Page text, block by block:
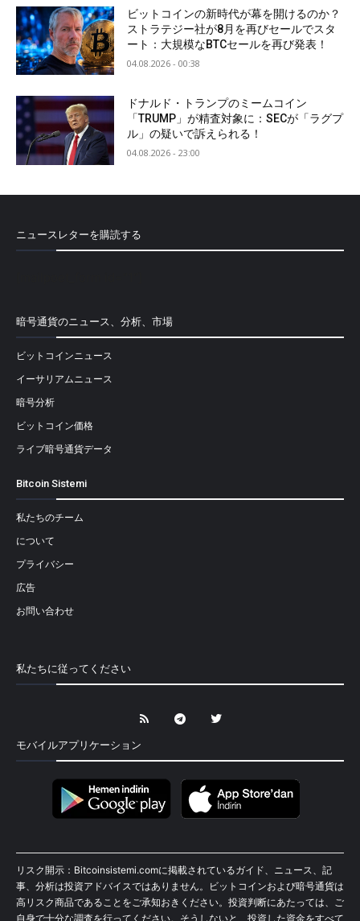
ビットコインの新時代が幕を開けるのか？
ストラテジー社が8月を再びセールでスタ
ート：大規模なBTCセールを再び発表！
04.08.2026 - 00:38
ドナルド・トランプのミームコイン
「TRUMP」が精査対象に：SECが「ラグプ
ル」の疑いで訴えられる！
04.08.2026 - 23:00
ニュースレターを購読する
暗号通貨のニュース、分析、市場
ビットコインニュース
イーサリアムニュース
暗号分析
ビットコイン価格
ライブ暗号通貨データ
Bitcoin Sistemi
私たちのチーム
について
プライバシー
広告
お問い合わせ
私たちに従ってください
モバイルアプリケーション
リスク開示：Bitcoinsistemi.comに掲載されているガイド、ニュース、記
事、分析は投資アドバイスではありません。ビットコインおよび暗号通貨は
高リスク商品であることをご承知おきください。投資判断にあたっては、ご
自身で十分な調査を行ってください。そうしないと、投資した資金をすべて